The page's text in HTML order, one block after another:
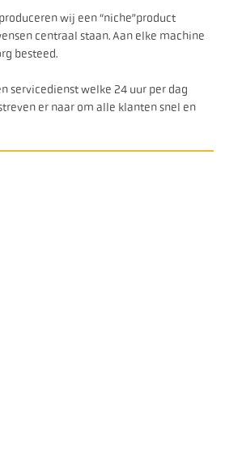
wij een “niche”product
centraal staan. Aan elke machine
besteed.
servicedienst welke 24 uur per dag
er naar om alle klanten snel en